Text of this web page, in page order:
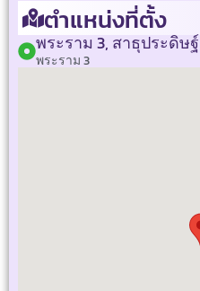
ตำแหน่งที่ตั้ง
พระราม 3, สาธุประดิษฐ์
พระราม 3